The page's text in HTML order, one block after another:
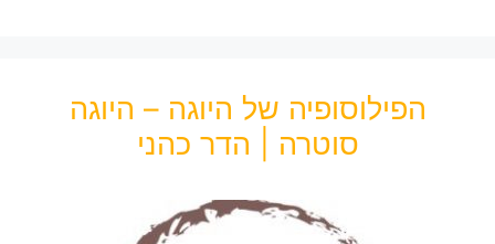
הפילוסופיה של היוגה – היוגה
סוטרה | הדר כהני